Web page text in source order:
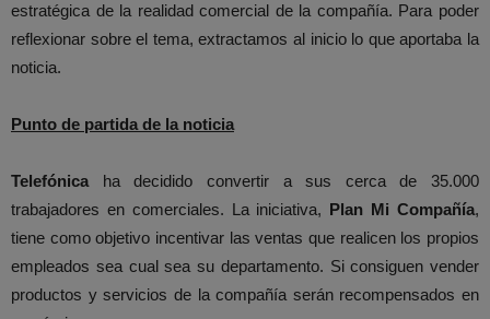
estratégica de la realidad comercial de la compañía. Para poder
reflexionar sobre el tema, extractamos al inicio lo que aportaba la
noticia.
Punto de partida de la noticia
Telefónica ha decidido convertir a sus cerca de 35.000
trabajadores en comerciales. La iniciativa, Plan Mi Compañía,
tiene como objetivo incentivar las ventas que realicen los propios
empleados sea cual sea su departamento. Si consiguen vender
productos y servicios de la compañía serán recompensados en